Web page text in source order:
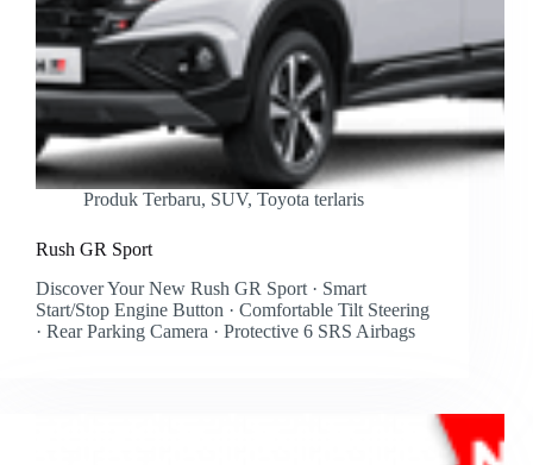
Produk Terbaru, SUV, Toyota terlaris
Rush GR Sport
Discover Your New Rush GR Sport · Smart
Start/Stop Engine Button · Comfortable Tilt Steering
· Rear Parking Camera · Protective 6 SRS Airbags